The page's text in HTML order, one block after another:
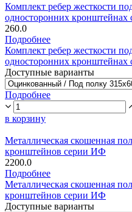
Комплект ребер жесткости
односторонних кронштейнах
260.0
Подробнее
Комплект ребер жесткости
односторонних кронштейнах
Доступные варианты
Подробнее
в корзину
Металлическая скошенная
кронштейнов серии ИФ
2200.0
Подробнее
Металлическая скошенная
кронштейнов серии ИФ
Доступные варианты